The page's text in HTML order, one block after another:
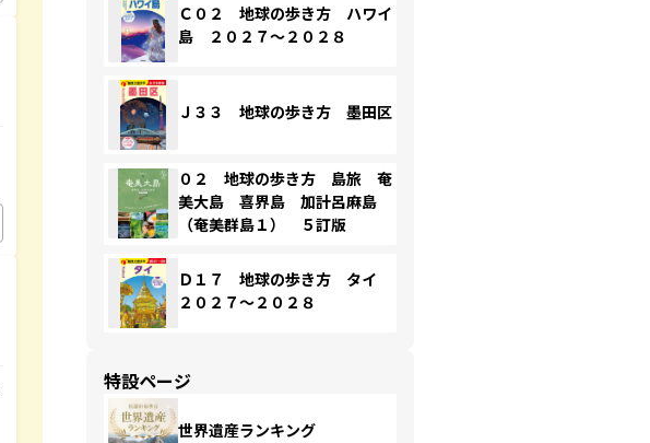
Ｃ０２ 地球の歩き方 ハワイ
島 ２０２７～２０２８
Ｊ３３ 地球の歩き方 墨田区
０２ 地球の歩き方 島旅 奄
美大島 喜界島 加計呂麻島
（奄美群島１） ５訂版
Ｄ１７ 地球の歩き方 タイ
２０２７～２０２８
特設ページ
世界遺産ランキング